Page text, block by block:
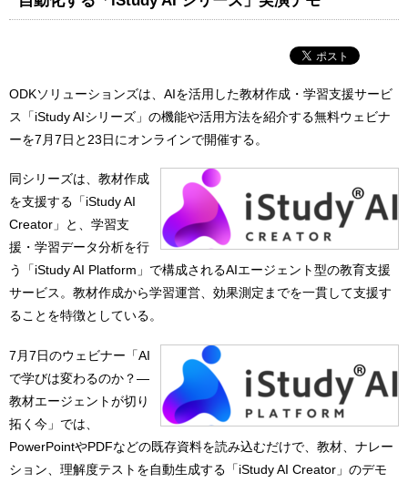
ODKソリューションズは、AIを活用した教材作成・学習支援サービ
ス「iStudy AIシリーズ」の機能や活用方法を紹介する無料ウェビナ
ーを7月7日と23日にオンラインで開催する。
同シリーズは、教材作成
を支援する「iStudy AI
Creator」と、学習支
援・学習データ分析を行
う「iStudy AI Platform」で構成されるAIエージェント型の教育支援
サービス。教材作成から学習運営、効果測定までを一貫して支援す
ることを特徴としている。
7月7日のウェビナー「AI
で学びは変わるのか？―
教材エージェントが切り
拓く今」では、
PowerPointやPDFなどの既存資料を読み込むだけで、教材、ナレー
ション、理解度テストを自動生成する「iStudy AI Creator」のデモ